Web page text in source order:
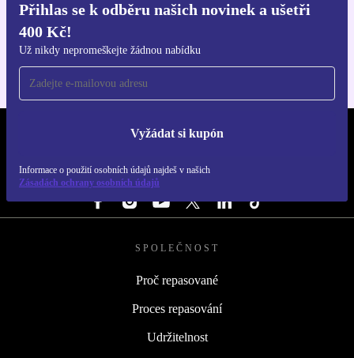
Přihlas se k odběru našich novinek a ušetři
400 Kč!
Už nikdy nepromeškejte žádnou nabídku
Vyžádat si kupón
Informace o použití osobních údajů najdeš v našich
Zásadách ochrany osobních údajů
Stáhni si aplikaci refurbed
REFURBED ČESKO - RETHINK NEW.
SLEDUJ NÁS
SPOLEČNOST
Proč repasované
Proces repasování
Udržitelnost